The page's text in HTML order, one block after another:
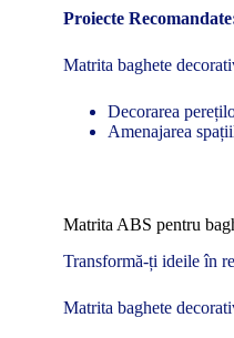
Proiecte
Matrita baghete
Decorarea
Amenajarea
Matrita ABS pentru
Transformă-ți ideile în
Matrita baghete